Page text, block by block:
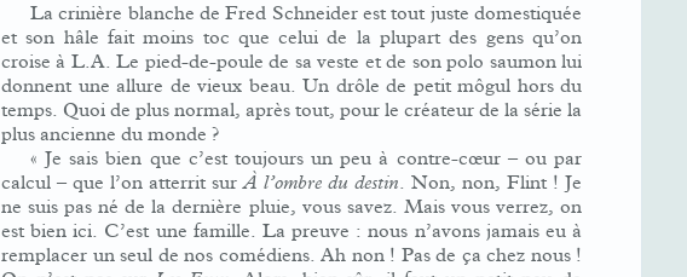
La crinière blanche de Fred Schneider est tout juste domestiquée
et son hâle fait moins toc que celui de la plupart des gens qu’on
croise à L.A. Le pied-de-poule de sa veste et de son polo saumon lui
donnent une allure de vieux beau. Un drôle de petit môgul hors du
temps. Quoi de plus normal, après tout, pour le créateur de la série la
plus ancienne du monde ?
« Je sais bien que c’est toujours un peu à contre-cœur – ou par
calcul – que l’on atterrit surÀ l’ombre du destin. Non, non, Flint ! Je
ne suis pas né de la dernière pluie, vous savez. Mais vous verrez, on
est bien ici. C’est une famille. La preuve : nous n’avons jamais eu à
remplacer un seul de nos comédiens. Ah non ! Pas de ça chez nous !